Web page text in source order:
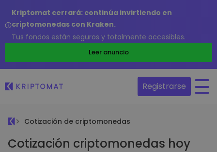
Kriptomat cerrará: continúa invirtiendo en
criptomonedas con Kraken.
Tus fondos están seguros y totalmente accesibles.
Leer anuncio
Registrarse
Cotización de criptomonedas
Cotización criptomonedas hoy